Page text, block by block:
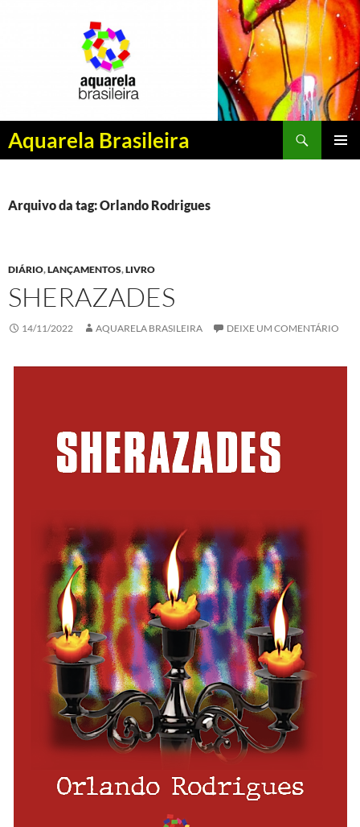
Aquarela Brasileira
Pesquisar
PULAR
CONTEÚDO
Arquivo da tag: Orlando Rodrigues
DIÁRIO,LANÇAMENTOS,LIVRO
SHERAZADES
14/11/2022 AQUARELA BRASILEIRA DEIXE UM COMENTÁRIO